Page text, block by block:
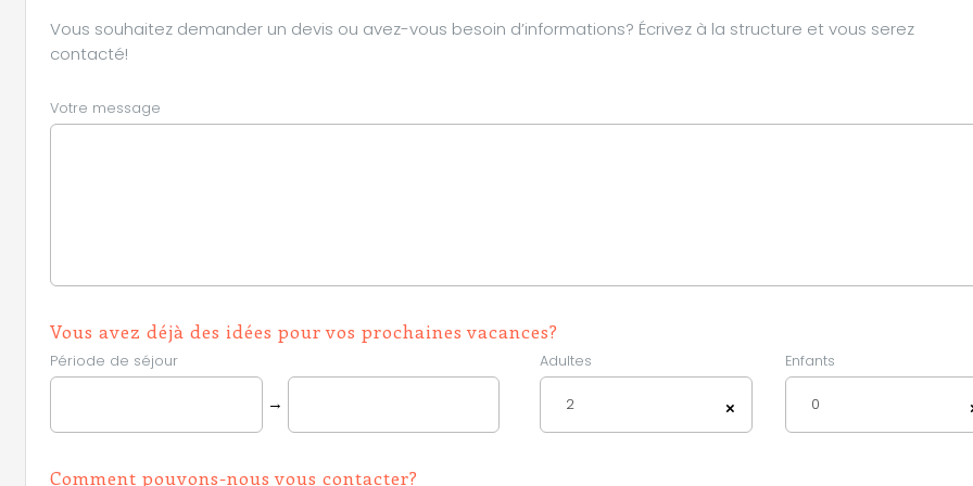
Vous souhaitez demander un devis ou avez-vous besoin d’informations? Écrivez à la structure et vous serez
contacté!
Votre message
Vous avez déjà des idées pour vos prochaines vacances?
Période de séjour
→
Adultes
×
2
Enfants
0
Comment pouvons-nous vous contacter?